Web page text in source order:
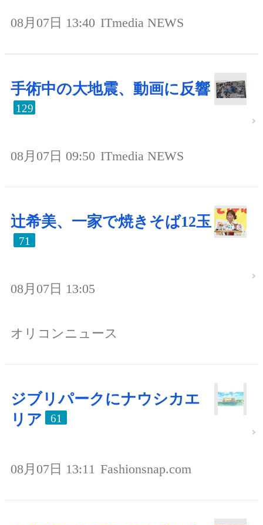
08月07日 13:40 ITmedia NEWS
手術中の大地震、動画に反響
129
08月07日 09:50 ITmedia NEWS
辻希美、一家で焼きそば12玉
71
08月07日 13:05
オリコンニュース
ジブリパークにナウシカエ
リア
61
08月07日 13:11 Fashionsnap.com